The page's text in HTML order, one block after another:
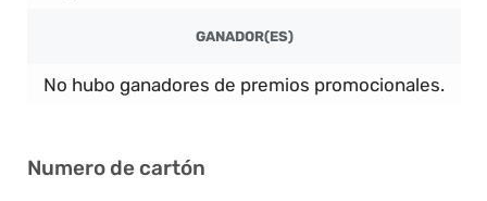
GANADOR(ES)
No hubo ganadores de premios promocionales.
Numero de cartón